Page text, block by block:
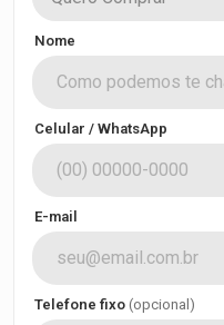
Nome
Celular / WhatsApp
E-mail
Telefone fixo (opcional)